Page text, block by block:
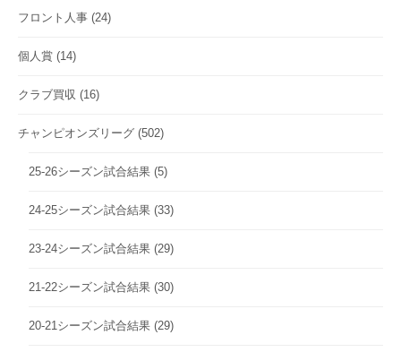
フロント人事 (24)
個人賞 (14)
クラブ買収 (16)
チャンピオンズリーグ (502)
25-26シーズン試合結果 (5)
24-25シーズン試合結果 (33)
23-24シーズン試合結果 (29)
21-22シーズン試合結果 (30)
20-21シーズン試合結果 (29)